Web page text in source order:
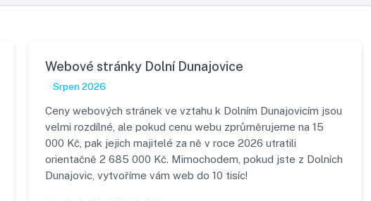
Webové stránky Dolní Dunajovice
Srpen 2026
Ceny webových stránek ve vztahu k Dolním Dunajovicím jsou
velmi rozdílné, ale pokud cenu webu zprůměrujeme na 15
000 Kč, pak jejich majitelé za ně v roce 2026 utratili
orientačně 2 685 000 Kč. Mimochodem, pokud jste z Dolních
Dunajovic, vytvoříme vám web do 10 tisíc!